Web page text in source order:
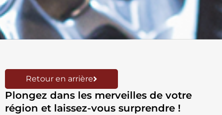
Retour en arrière
Plongez dans les merveilles de votre
région et laissez-vous surprendre !